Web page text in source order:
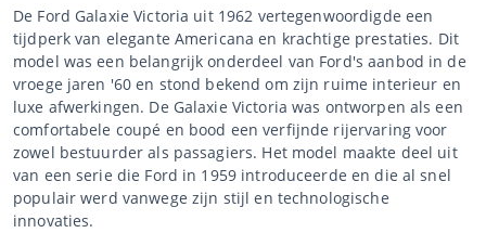
De Ford Galaxie Victoria uit 1962 vertegenwoordigde een
tijdperk van elegante Americana en krachtige prestaties. Dit
model was een belangrijk onderdeel van Ford's aanbod in de
vroege jaren '60 en stond bekend om zijn ruime interieur en
luxe afwerkingen. De Galaxie Victoria was ontworpen als een
comfortabele coupé en bood een verfijnde rijervaring voor
zowel bestuurder als passagiers. Het model maakte deel uit
van een serie die Ford in 1959 introduceerde en die al snel
populair werd vanwege zijn stijl en technologische
innovaties.